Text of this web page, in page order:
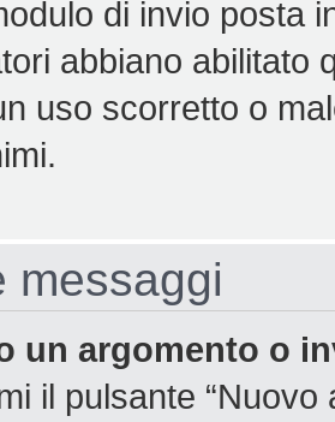
di invio posta
abbiano abilitato
uso scorretto o
messaggi
un argomento o
il pulsante